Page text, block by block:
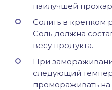
наилучшей
Солить в крепком
Соль должна
весу продукта.
При
следующий
промораживать